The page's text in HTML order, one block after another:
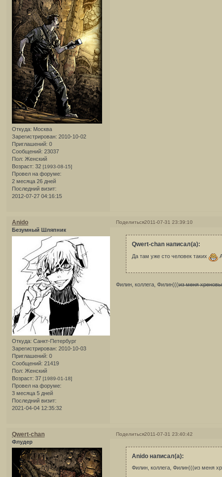
Откуда: Москва
Зарегистрирован: 2010-10-02
Приглашений: 0
Сообщений: 23037
Пол: Женский
Возраст: 32 [1993-08-15]
Провел на форуме:
2 месяца 26 дней
Последний визит:
2012-07-27 04:16:15
Поделиться2011-07-31 23:39:10
Anido
Безумный Шляпник
Откуда: Санкт-Петербург
Зарегистрирован: 2010-10-03
Приглашений: 0
Сообщений: 21419
Пол: Женский
Возраст: 37 [1989-01-18]
Провел на форуме:
3 месяца 5 дней
Последний визит:
2021-04-04 12:35:32
Qwert-chan написал(а):
Да там уже сто человек таких А
Филин, коллега, Филин)))из меня
Поделиться2011-07-31 23:40:42
Qwert-chan
Флудер
Anido написал(а):
Филин, коллега, Филин)))из меня